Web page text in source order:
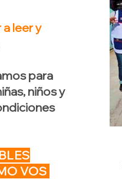
leer y
para
niños y
VOS